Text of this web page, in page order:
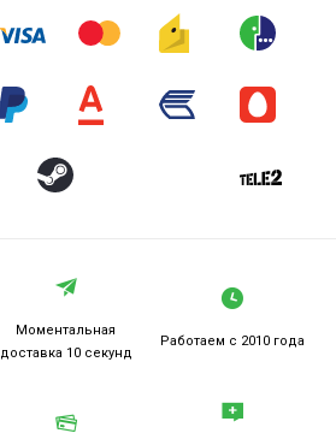
Моментальная
доставка 10 секунд
Работаем с 2010 года